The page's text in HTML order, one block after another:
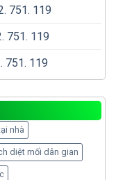
751. 119
751. 119
751. 119
nhà
diệt mối dân gian